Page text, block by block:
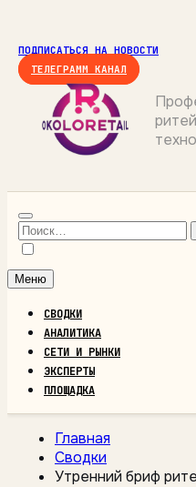
содержимому
ПОДПИСАТЬСЯ НА НОВОСТИ
ТЕЛЕГРАММ КАНАЛ
Найти:
Меню
СВОДКИ
АНАЛИТИКА
СЕТИ И РЫНКИ
ЭКСПЕРТЫ
ПЛОЩАДКА
Главная
Сводки
Утренний бриф